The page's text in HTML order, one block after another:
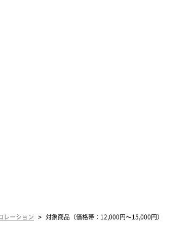
レーション > 対象商品（価格帯：12,000円〜15,000円）